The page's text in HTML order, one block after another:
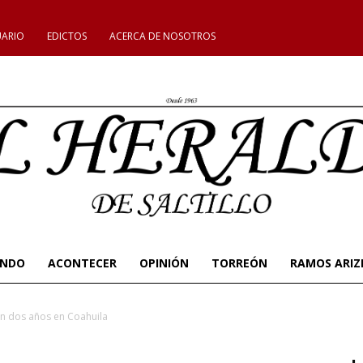
EDICTOS ACERCA DE NOSOTROS
ACONTECER OPINIÓN TORREÓN RAMOS
dos años en Coahuila